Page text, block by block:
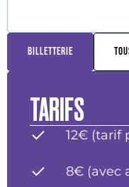
BILLETTERIE
TARIFS
12€ (tarif
8€ (avec